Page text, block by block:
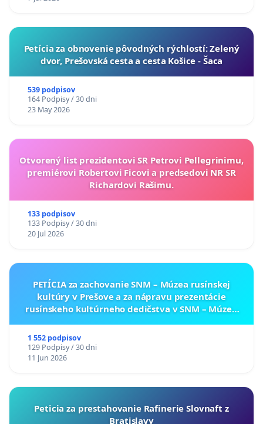
​Petícia za obnovenie pôvodných rýchlostí: Zelený
dvor, Prešovská cesta a cesta Košice - Šaca
539 podpisov
164 Podpisy / 30 dni
23 May 2026
Otvorený list prezidentovi SR Petrovi Pellegrinimu,
premiérovi Robertovi Ficovi a predsedovi NR SR
Richardovi Rašimu.
133 podpisov
133 Podpisy / 30 dni
20 Jul 2026
PETÍCIA za zachovanie SNM – Múzea rusínskej
kultúry v Prešove a za nápravu prezentácie
rusínskeho kultúrneho dedičstva v SNM – Múzeu
1 552 podpisov
129 Podpisy / 30 dni
11 Jun 2026
Peticia za prestahovanie Rafinerie Slovnaft z
Bratislavy